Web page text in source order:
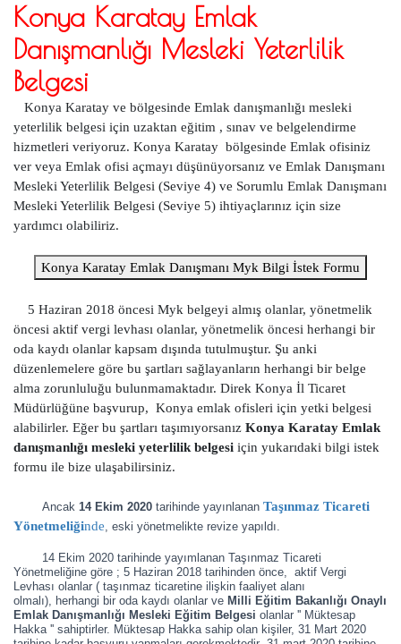
Konya Karatay Emlak
Danışmanlığı Mesleki Yeterlilik
Belgesi
Konya Karatay ve bölgesinde Emlak danışmanlığı mesleki
yeterlilik belgesi için uzaktan eğitim , sınav ve belgelendirme
hizmetleri veriyoruz. Konya Karatay bölgesinde Emlak ofisiniz
ver veya Emlak ofisi açmayı düşünüyorsanız ve Emlak Danışmanı
Mesleki Yeterlilik Belgesi (Seviye 4) ve Sorumlu Emlak Danışmanı
Mesleki Yeterlilik Belgesi (Seviye 5) ihtiyaçlarınız için size
yardımcı olabiliriz.
Konya Karatay Emlak Danışmanı Myk Bilgi İstek Formu
5 Haziran 2018 öncesi Myk belgeyi almış olanlar, yönetmelik
öncesi aktif vergi levhası olanlar, yönetmelik öncesi herhangi bir
oda kaydı olanlar kapsam dışında tutulmuştur. Şu anki
düzenlemelere göre bu şartları sağlayanların herhangi bir belge
alma zorunluluğu bulunmamaktadır. Direk Konya İl Ticaret
Müdürlüğüne başvurup, Konya emlak ofisleri için yetki belgesi
alabilirler. Eğer bu şartları taşımıyorsanız Konya Karatay Emlak
danışmanlığı mesleki yeterlilik belgesi için yukarıdaki bilgi istek
formu ile bize ulaşabilirsiniz.
Ancak 14 Ekim 2020 tarihinde yayınlanan Taşınmaz Ticareti
Yönetmeliğinde, eski yönetmelikte revize yapıldı.
14 Ekim 2020 tarihinde yayımlanan Taşınmaz Ticareti
Yönetmeliğine göre ; 5 Haziran 2018 tarihinden önce, aktif Vergi
Levhası olanlar ( taşınmaz ticaretine ilişkin faaliyet alanı
olmalı), herhangi bir oda kaydı olanlar ve Milli Eğitim Bakanlığı Onaylı
Emlak Danışmanlığı Mesleki Eğitim Belgesi olanlar '' Müktesap
Hakka '' sahiptirler. Müktesap Hakka sahip olan kişiler, 31 Mart 2020